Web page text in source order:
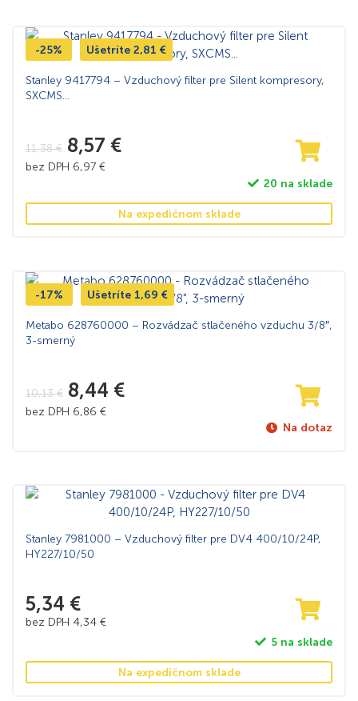
-25% Ušetríte 2,81 €
Stanley 9417794 – Vzduchový filter pre Silent kompresory,
SXCMS…
11,38€ 8,57 €
bez DPH 6,97 €
20 na sklade
Na expedičnom sklade
-17% Ušetríte 1,69 €
Metabo 628760000 – Rozvádzač stlačeného vzduchu 3/8″,
3-smerný
10,13€ 8,44 €
bez DPH 6,86 €
Na dotaz
Stanley 7981000 – Vzduchový filter pre DV4 400/10/24P,
HY227/10/50
5,34 €
bez DPH 4,34 €
5 na sklade
Na expedičnom sklade